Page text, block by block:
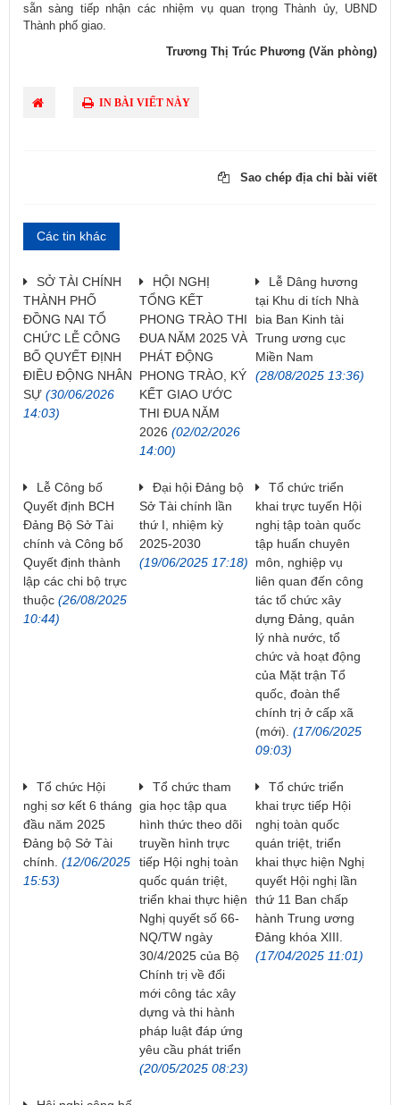
sẵn sàng tiếp nhận các nhiệm vụ quan trọng Thành ủy, UBND
Thành phố giao.
Trương Thị Trúc Phương (Văn phòng)
IN BÀI VIẾT NÀY
Sao chép địa chỉ bài viết
Các tin khác
SỞ TÀI CHÍNH
THÀNH PHỐ
ĐỒNG NAI TỔ
CHỨC LỄ CÔNG
BỐ QUYẾT ĐỊNH
ĐIỀU ĐỘNG NHÂN
SỰ (30/06/2026
14:03)
HỘI NGHỊ
TỔNG KẾT
PHONG TRÀO THI
ĐUA NĂM 2025 VÀ
PHÁT ĐỘNG
PHONG TRÀO, KÝ
KẾT GIAO ƯỚC
THI ĐUA NĂM
2026 (02/02/2026
14:00)
Lễ Dâng hương
tại Khu di tích Nhà
bia Ban Kinh tài
Trung ương cục
Miền Nam
(28/08/2025 13:36)
Lễ Công bố
Quyết định BCH
Đảng Bộ Sở Tài
chính và Công bố
Quyết định thành
lập các chi bộ trực
thuộc (26/08/2025
10:44)
Đại hội Đảng bộ
Sở Tài chính lần
thứ I, nhiệm kỳ
2025-2030
(19/06/2025 17:18)
Tổ chức triển
khai trực tuyến Hội
nghị tập toàn quốc
tập huấn chuyên
môn, nghiệp vụ
liên quan đến công
tác tổ chức xây
dựng Đảng, quản
lý nhà nước, tổ
chức và hoạt động
của Mặt trận Tổ
quốc, đoàn thể
chính trị ở cấp xã
(mới). (17/06/2025
09:03)
Tổ chức Hội
nghị sơ kết 6 tháng
đầu năm 2025
Đảng bộ Sở Tài
chính. (12/06/2025
15:53)
Tổ chức tham
gia học tập qua
hình thức theo dõi
truyền hình trực
tiếp Hội nghị toàn
quốc quán triệt,
triển khai thực hiện
Nghị quyết số 66-
NQ/TW ngày
30/4/2025 của Bộ
Chính trị về đổi
mới công tác xây
dựng và thi hành
pháp luật đáp ứng
yêu cầu phát triển
(20/05/2025 08:23)
Tổ chức triển
khai trực tiếp Hội
nghị toàn quốc
quán triệt, triển
khai thực hiện Nghị
quyết Hội nghị lần
thứ 11 Ban chấp
hành Trung ương
Đảng khóa XIII.
(17/04/2025 11:01)